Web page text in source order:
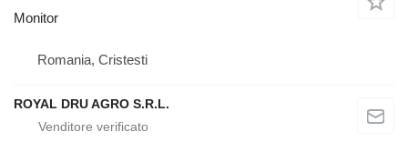
Monitor
Romania, Cristesti
ROYAL DRU AGRO S.R.L.